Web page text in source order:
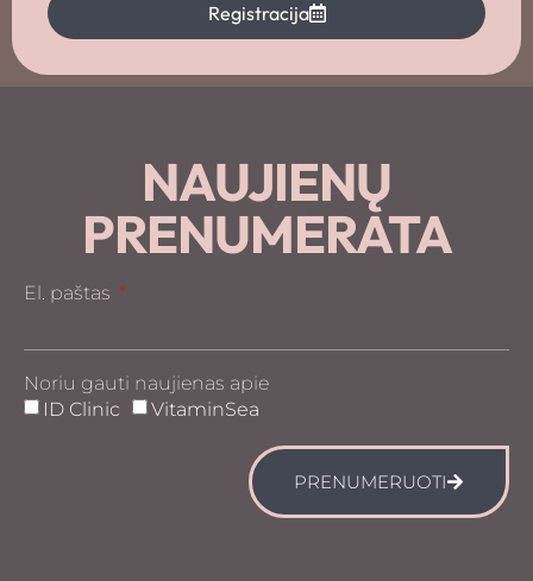
Registracija
NAUJIENŲ
PRENUMERATA
El. paštas
Noriu gauti naujienas apie
ID Clinic
VitaminSea
PRENUMERUOTI